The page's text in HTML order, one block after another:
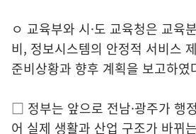
ㅇ 교육부와 시·도 교육청은 교육
비, 정보시스템의 안정적 서비스
준비상황과 향후 계획을 보고하였
□ 정부는 앞으로 전남·광주가 행
어 실제 생활과 산업 구조가 바뀌